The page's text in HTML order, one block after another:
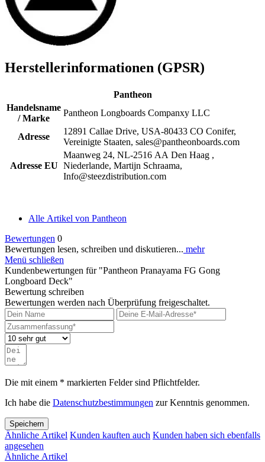
Herstellerinformationen (GPSR)
Pantheon
Handelsname
/ Marke
Pantheon Longboards Companxy LLC
Adresse
12891 Callae Drive, USA-80433 CO Conifer,
Vereinigte Staaten, sales@pantheonboards.com
Adresse EU
Maanweg 24, NL-2516 AA Den Haag ,
Niederlande, Martijn Schraama,
Info@steezdistribution.com
Alle Artikel von Pantheon
Bewertungen 0
Bewertungen lesen, schreiben und diskutieren... mehr
Menü schließen
Kundenbewertungen für "Pantheon Pranayama FG Gong
Longboard Deck"
Bewertung schreiben
Bewertungen werden nach Überprüfung freigeschaltet.
Die mit einem * markierten Felder sind Pflichtfelder.
Ich habe die Datenschutzbestimmungen zur Kenntnis genommen.
Speichern
Ähnliche Artikel Kunden kauften auch Kunden haben sich ebenfalls
angesehen
Ähnliche Artikel